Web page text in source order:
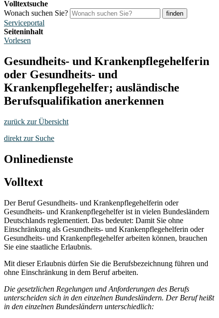
Volltextsuche
Wonach suchen Sie?
finden
Serviceportal
Seiteninhalt
Vorlesen
Gesundheits- und Krankenpflegehelferin
oder Gesundheits- und
Krankenpflegehelfer; ausländische
Berufsqualifikation anerkennen
zurück zur Übersicht
direkt zur Suche
Onlinedienste
Volltext
Der Beruf Gesundheits- und Krankenpflegehelferin oder
Gesundheits- und Krankenpflegehelfer ist in vielen Bundesländern
Deutschlands reglementiert. Das bedeutet: Damit Sie ohne
Einschränkung als Gesundheits- und Krankenpflegehelferin oder
Gesundheits- und Krankenpflegehelfer arbeiten können, brauchen
Sie eine staatliche Erlaubnis.
Mit dieser Erlaubnis dürfen Sie die Berufsbezeichnung führen und
ohne Einschränkung in dem Beruf arbeiten.
Die gesetzlichen Regelungen und Anforderungen des Berufs
unterscheiden sich in den einzelnen Bundesländern. Der Beruf heißt
in den einzelnen Bundesländern unterschiedlich: